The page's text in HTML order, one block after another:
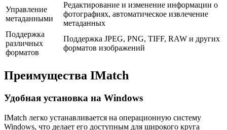
Управление
метаданными
Редактирование и изменение информации о
фотографиях, автоматическое извлечение
метаданных
Поддержка
различных
форматов
Поддержка JPEG, PNG, TIFF, RAW и других
форматов изображений
Преимущества IMatch
Удобная установка на Windows
IMatch легко устанавливается на операционную систему
Windows, что делает его доступным для широкого круга